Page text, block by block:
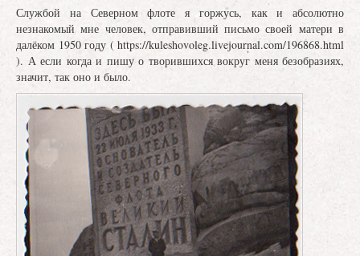
Службой на Северном флоте я горжусь, как и абсолютно
незнакомый мне человек, отправивший письмо своей матери в
далёком 1950 году ( https://kuleshovoleg.livejournal.com/196868.html
). А если когда и пишу о творившихся вокруг меня безобразиях,
значит, так оно и было.